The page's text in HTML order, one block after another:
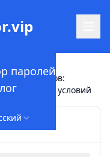
паролей
12 символов:
нескольких условий